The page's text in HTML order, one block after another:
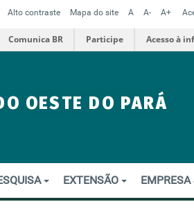
Alto contraste Mapa do site A A- A+
Comunica BR Participe Acesso à
OESTE DO PARÁ
EXTENSÃO